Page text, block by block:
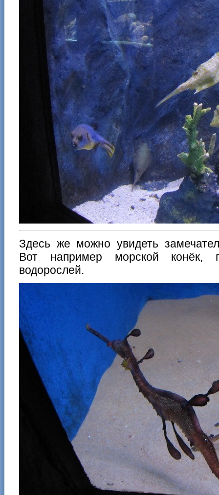
Здесь же можно увидеть
Вот например морской конёк,
водорослей.